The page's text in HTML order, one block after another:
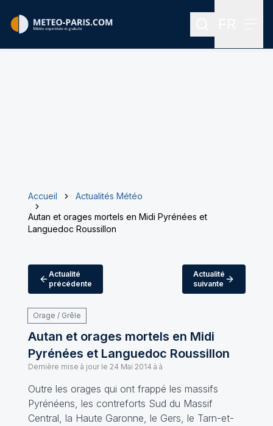
Rechercher
Accueil
Actualités Météo
Autan et orages mortels en Midi Pyrénées et
Languedoc Roussillon
Actualité
précédente
Actualité
suivante
Orage / Grêle
Autan et orages mortels en Midi
Pyrénées et Languedoc Roussillon
Dernière mise à jour le 24 Mai 2014 à à
Outre les orages qui ont frappé les massifs
Pyrénéens, les contreforts Sud du Massif
Central, la Haute Garonne, le Gers, le Tarn-et-